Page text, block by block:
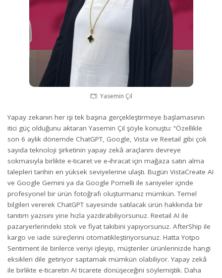
Yasemin Çil
Yapay zekanın her işi tek başına gerçekleştirmeye başlamasının
itici güç olduğunu aktaran Yasemin Çil şöyle konuştu: “Özellikle
son 6 aylık dönemde ChatGPT, Google, Vista ve Reetail gibi çok
sayıda teknoloji şirketinin yapay zekâ araçlarını devreye
sokmasıyla birlikte e-ticaret ve e-ihracat için mağaza satın alma
talepleri tarihin en yüksek seviyelerine ulaştı. Bugün VistaCreate AI
ve Google Gemini ya da Google Pomelli ile saniyeler içinde
profesyonel bir ürün fotoğrafı oluşturmanız mümkün. Temel
bilgileri vererek ChatGPT sayesinde satılacak ürün hakkında bir
tanıtım yazısını yine hızla yazdırabiliyorsunuz. Reetail AI ile
pazaryerlerindeki stok ve fiyat takibini yapıyorsunuz. AfterShip ile
kargo ve iade süreçlerini otomatikleştiriyorsunuz. Hatta Yotpo
Sentiment ile binlerce veriyi işleyip, müşteriler ürünlerinizde hangi
eksikleri dile getiriyor saptamak mümkün olabiliyor. Yapay zekâ
ile birlikte e-ticaretin AI ticarete dönüşeceğini söylemiştik. Daha